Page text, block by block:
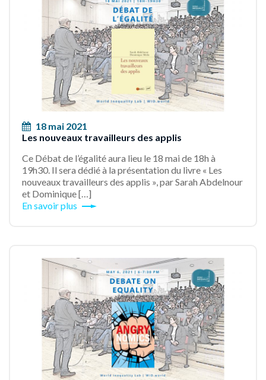
18 mai 2021
Les nouveaux travailleurs des applis
Ce Débat de l’égalité aura lieu le 18 mai de 18h à
19h30. Il sera dédié à la présentation du livre « Les
nouveaux travailleurs des applis », par Sarah Abdelnour
et Dominique […]
En savoir plus